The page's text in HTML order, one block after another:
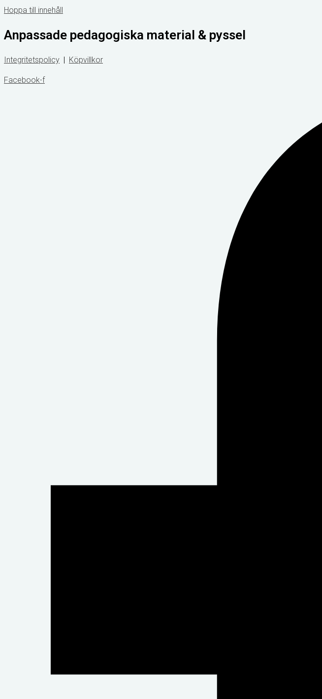
Hoppa till innehåll
Anpassade pedagogiska material & pyssel
Integritetspolicy Köpvillkor
Facebook-f